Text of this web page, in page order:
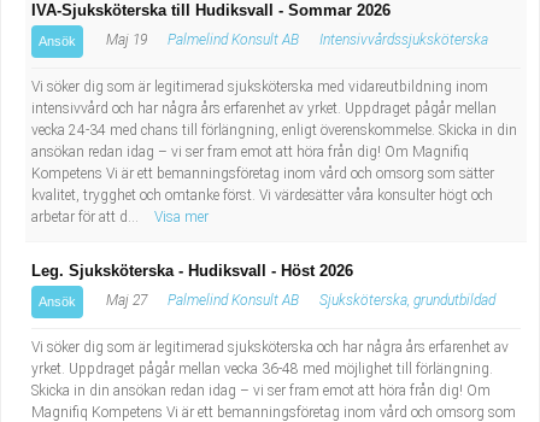
IVA-Sjuksköterska till Hudiksvall - Sommar 2026
Ansök Maj 19 Palmelind Konsult AB Intensivvårdssjuksköterska
Vi söker dig som är legitimerad sjuksköterska med vidareutbildning inom
intensivvård och har några års erfarenhet av yrket. Uppdraget pågår mellan
vecka 24-34 med chans till förlängning, enligt överenskommelse. Skicka in din
ansökan redan idag – vi ser fram emot att höra från dig! Om Magnifiq
Kompetens Vi är ett bemanningsföretag inom vård och omsorg som sätter
kvalitet, trygghet och omtanke först. Vi värdesätter våra konsulter högt och
arbetar för att d...
Visa mer
Leg. Sjuksköterska - Hudiksvall - Höst 2026
Ansök Maj 27 Palmelind Konsult AB Sjuksköterska, grundutbildad
Vi söker dig som är legitimerad sjuksköterska och har några års erfarenhet av
yrket. Uppdraget pågår mellan vecka 36-48 med möjlighet till förlängning.
Skicka in din ansökan redan idag – vi ser fram emot att höra från dig! Om
Magnifiq Kompetens Vi är ett bemanningsföretag inom vård och omsorg som